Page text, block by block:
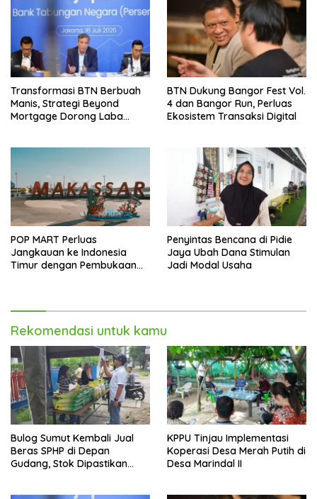
Transformasi BTN Berbuah
Manis, Strategi Beyond
Mortgage Dorong Laba
BTN Dukung Bangor Fest Vol.
4 dan Bangor Run, Perluas
Ekosistem Transaksi Digital
POP MART Perluas
Jangkauan ke Indonesia
Timur dengan Pembukaan
Penyintas Bencana di Pidie
Jaya Ubah Dana Stimulan
Jadi Modal Usaha
Rekomendasi untuk kamu
Bulog Sumut Kembali Jual
Beras SPHP di Depan
Gudang, Stok Dipastikan
KPPU Tinjau Implementasi
Koperasi Desa Merah Putih di
Desa Marindal II